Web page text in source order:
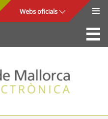
Webs oficials
La Seu
Consell de Mallorca
Accés i seguretat